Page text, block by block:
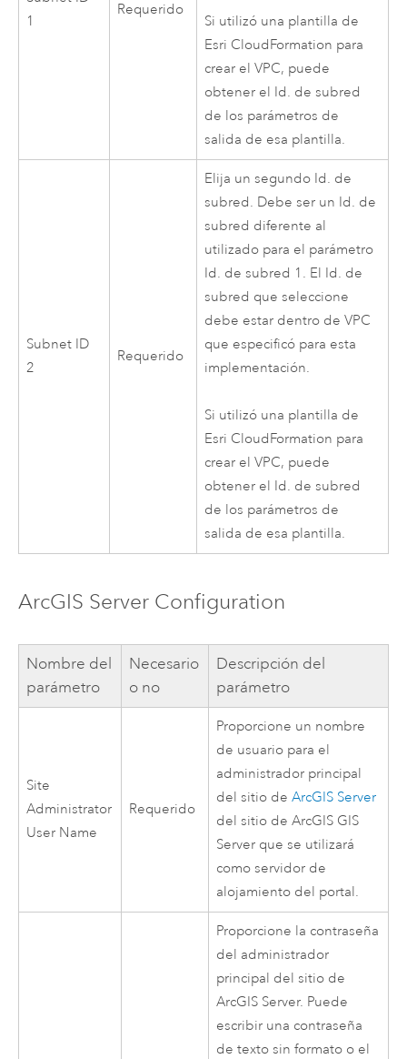
1
Requerido
Si utilizó una plantilla de
Esri CloudFormation para
crear elVPC, puede
obtener el Id. de subred
de los parámetros de
salida de esa plantilla.
Subnet ID
2
Requerido
Elija un segundo Id. de
subred. Debe ser un Id. de
subred diferente al
utilizado para el parámetro
Id. de subred 1. El Id. de
subred que seleccione
debe estar dentro deVPC
que especificó para esta
implementación.
Si utilizó una plantilla de
Esri CloudFormation para
crear elVPC, puede
obtener el Id. de subred
de los parámetros de
salida de esa plantilla.
ArcGIS ServerConfiguration
Nombre del
parámetro
Necesario
o no
Descripción del
parámetro
Site
Administrator
User Name
Requerido
Proporcione un nombre
de usuario para el
administrador principal
del sitio deArcGIS Server
del sitio deArcGIS GIS
Server que se utilizará
como servidor de
alojamiento del portal.
Proporcione la contraseña
del administrador
principal del sitio de
ArcGIS Server. Puede
escribir una contraseña
de texto sin formato o el